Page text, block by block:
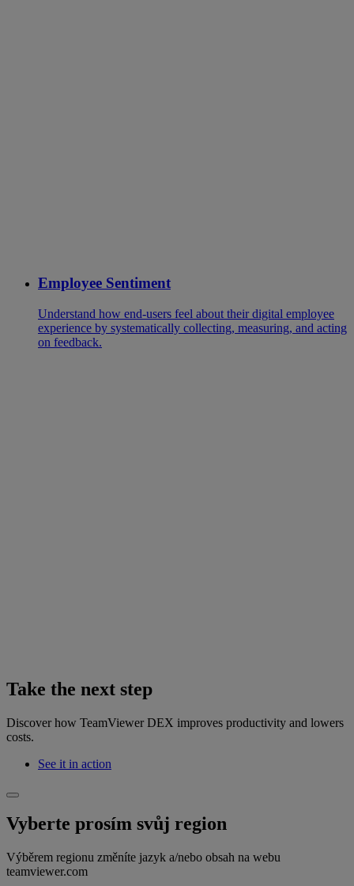
Employee Sentiment
Understand how end-users feel about their digital employee
experience by systematically collecting, measuring, and acting
on feedback.
Take the next step
Discover how TeamViewer DEX improves productivity and lowers
costs.
See it in action
Vyberte prosím svůj region
Výběrem regionu změníte jazyk a/nebo obsah na webu
teamviewer.com